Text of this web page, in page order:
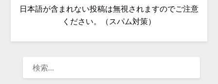
日本語が含まれない投稿は無視されますのでご注意
ください。（スパム対策）